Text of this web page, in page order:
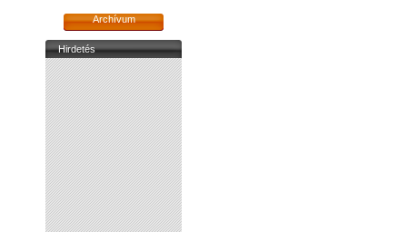
Archívum
Hirdetés